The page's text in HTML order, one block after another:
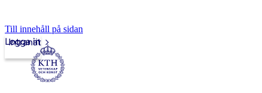
Till innehåll på sidan
Intranät
Logga in